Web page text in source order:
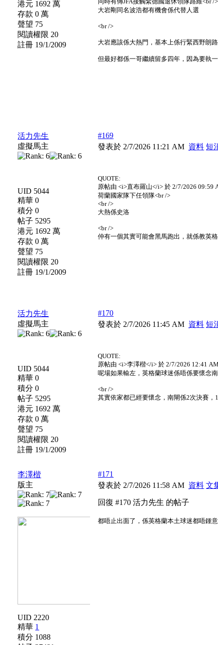
港元 1692 萬
存款 0 萬
聲望 75
閱讀權限 20
註冊 19/1/2009
大岩剛同名波浩都有機會係代替人選
<br />
大岩應該係大熱門，基本上係行緊西野朗
但最好都係一哥繼續留多四年，因為要執
活力先生
虛擬馬主
UID 5044
精華 0
積分 0
帖子 5295
港元 1692 萬
存款 0 萬
聲望 75
閱讀權限 20
註冊 19/1/2009
#169
發表於 2/7/2026 11:21 AM 資料 短
QUOTE:
原帖由 <i>直布羅山</i> 於 2/7/2026 09:59
荷蘭國家隊下任領隊<br />
<br />
大熱係史洛
<br />
仲有一個其實可能會黑馬跑出，就係教英
活力先生
虛擬馬主
UID 5044
精華 0
積分 0
帖子 5295
港元 1692 萬
存款 0 萬
聲望 75
閱讀權限 20
註冊 19/1/2009
#170
發表於 2/7/2026 11:45 AM 資料 短
QUOTE:
原帖由 <i>李澤楷</i> 於 2/7/2026 12:41
呢場如果輸左，英格蘭球迷係唔係要懷念
<br />
其實依家都已經要懷念，南閘係2次決賽
李澤楷
版主
UID 2220
精華 1
積分 1088
#171
發表於 2/7/2026 11:58 AM 資料 文
回復 #170 活力先生 的帖子
都唔止出面了，係英格蘭本土球迷都唔鍾